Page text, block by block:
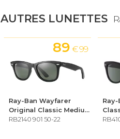
AUTRES LUNETTES
Ray-Ban Wayfarer
Original Classic Medium
RB2140 901 50-22
89 € 99